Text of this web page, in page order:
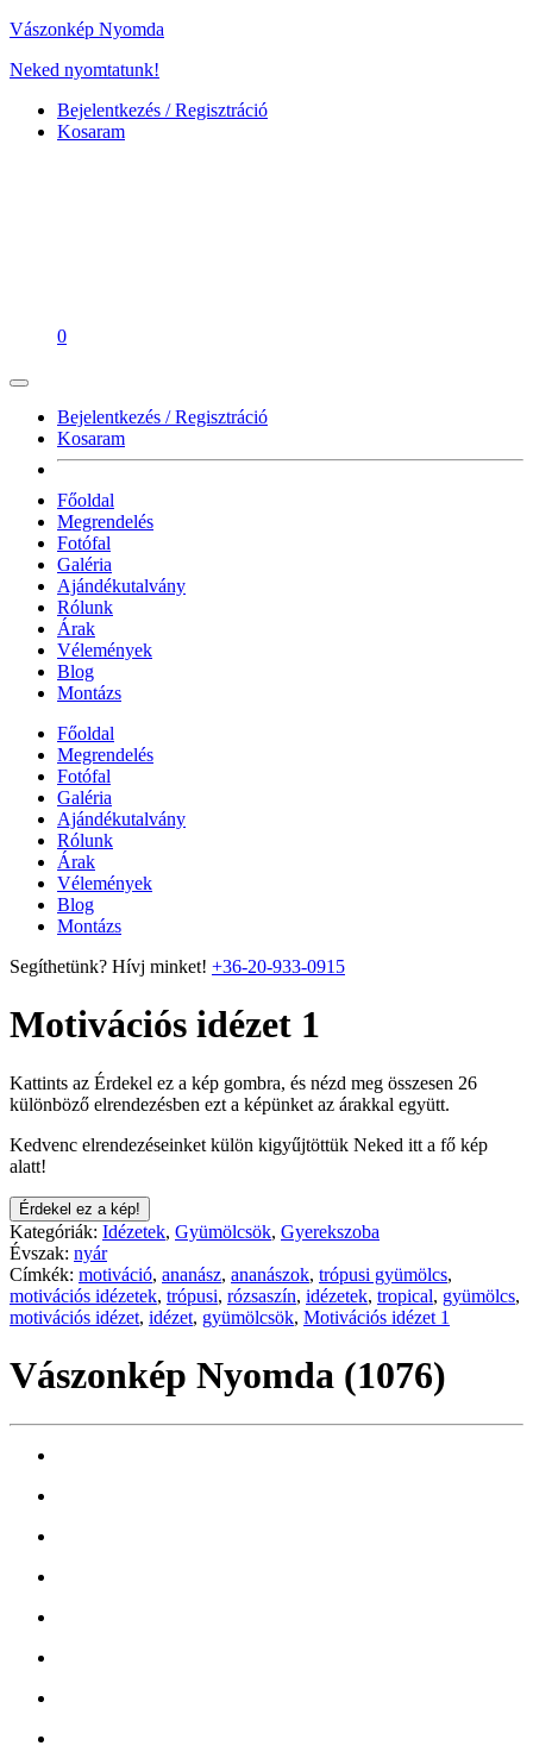
Vászonkép Nyomda
Neked nyomtatunk!
Bejelentkezés / Regisztráció
Kosaram
0
Bejelentkezés / Regisztráció
Kosaram
Főoldal
Megrendelés
Fotófal
Galéria
Ajándékutalvány
Rólunk
Árak
Vélemények
Blog
Montázs
Főoldal
Megrendelés
Fotófal
Galéria
Ajándékutalvány
Rólunk
Árak
Vélemények
Blog
Montázs
Segíthetünk? Hívj minket! +36-20-933-0915
Motivációs idézet 1
Kattints az Érdekel ez a kép gombra, és nézd meg összesen 26
különböző elrendezésben ezt a képünket az árakkal együtt.
Kedvenc elrendezéseinket külön kigyűjtöttük Neked itt a fő kép
alatt!
Érdekel ez a kép!
Kategóriák: Idézetek, Gyümölcsök, Gyerekszoba
Évszak: nyár
Címkék: motiváció, ananász, ananászok, trópusi gyümölcs,
motivációs idézetek, trópusi, rózsaszín, idézetek, tropical, gyümölcs,
motivációs idézet, idézet, gyümölcsök, Motivációs idézet 1
Vászonkép Nyomda (1076)